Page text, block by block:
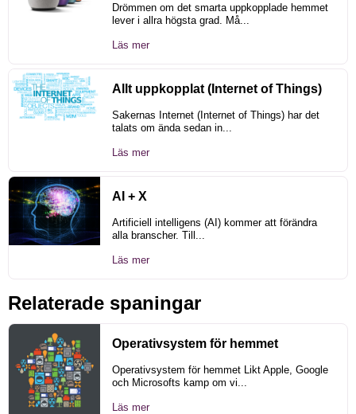
Drömmen om det smarta uppkopplade hemmet
lever i allra högsta grad. Må...
Läs mer
Allt uppkopplat (Internet of Things)
Sakernas Internet (Internet of Things) har det
talats om ända sedan in...
Läs mer
AI + X
Artificiell intelligens (AI) kommer att förändra
alla branscher. Till...
Läs mer
Relaterade spaningar
Operativsystem för hemmet
Operativsystem för hemmet Likt Apple, Google
och Microsofts kamp om vi...
Läs mer